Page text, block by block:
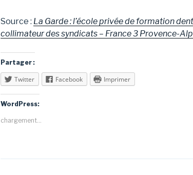
Source : La Garde : l’école privée de formation
collimateur des syndicats – France 3 Provence-
Partager :
Twitter Facebook Imprimer
WordPress:
chargement…